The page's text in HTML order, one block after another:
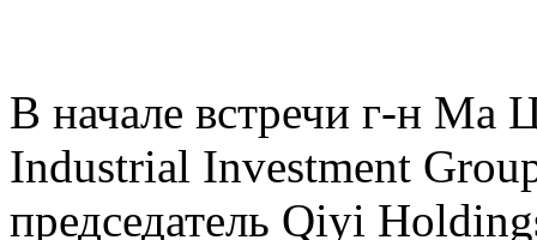
В начале встречи г-н Ма
Industrial Investment
председатель Qiyi